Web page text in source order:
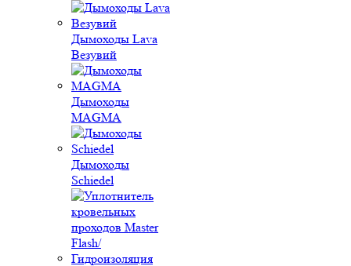
Дымоходы Lava
Везувий
Дымоходы
MAGMA
Дымоходы
Schiedel